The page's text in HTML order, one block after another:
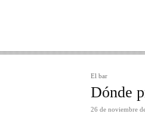
El bar
Dónde
26 de noviembre